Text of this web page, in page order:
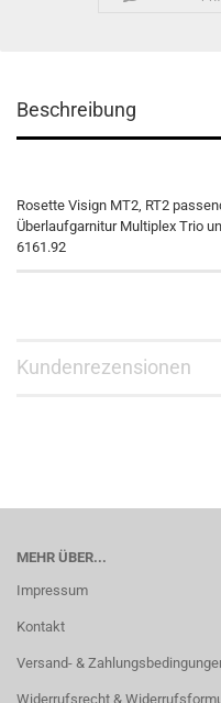
Beschreibung
Rosette Visign MT2, RT2
Überlaufgarnitur Multiplex Trio
6161.92
Kundenrezensionen
MEHR ÜBER...
Impressum
Kontakt
Versand- &
Widerrufsrecht &